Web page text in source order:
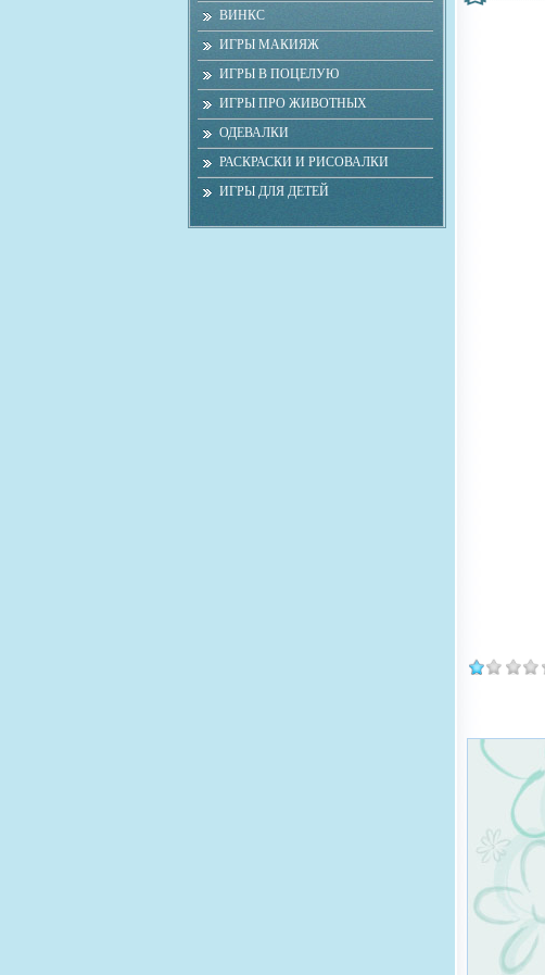
ВИНКС
ИГРЫ МАКИЯЖ
ИГРЫ В ПОЦЕЛУЮ
ИГРЫ ПРО ЖИВОТНЫХ
ОДЕВАЛКИ
РАСКРАСКИ И РИСОВАЛКИ
ИГРЫ ДЛЯ ДЕТЕЙ